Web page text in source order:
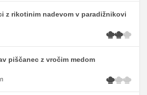
z rikotinim nadevom v paradižnikovi
piščanec z vročim medom